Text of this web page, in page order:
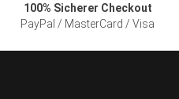
100% Sicherer Checkout
PayPal / MasterCard / Visa